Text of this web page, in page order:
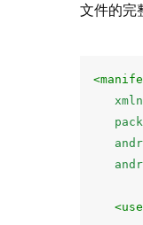
文件的完